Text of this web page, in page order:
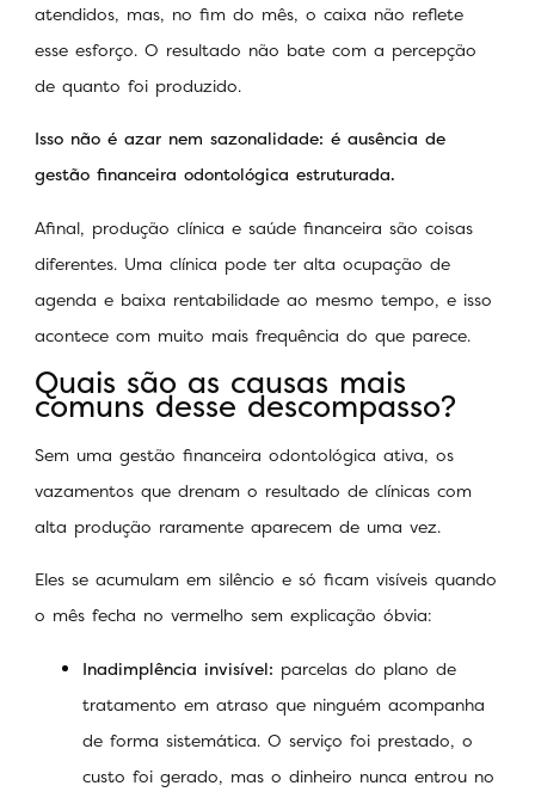
atendidos, mas, no fim do mês, o caixa não reflete
esse esforço. O resultado não bate com a percepção
de quanto foi produzido.
Isso não é azar nem sazonalidade: é ausência de
gestão financeira odontológica estruturada.
Afinal, produção clínica e saúde financeira são coisas
diferentes. Uma clínica pode ter alta ocupação de
agenda e baixa rentabilidade ao mesmo tempo, e isso
acontece com muito mais frequência do que parece.
Quais são as causas mais
comuns desse descompasso?
Sem uma gestão financeira odontológica ativa, os
vazamentos que drenam o resultado de clínicas com
alta produção raramente aparecem de uma vez.
Eles se acumulam em silêncio e só ficam visíveis quando
o mês fecha no vermelho sem explicação óbvia:
Inadimplência invisível: parcelas do plano de
tratamento em atraso que ninguém acompanha
de forma sistemática. O serviço foi prestado, o
custo foi gerado, mas o dinheiro nunca entrou no